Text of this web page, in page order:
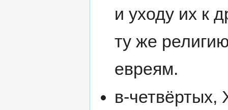
и уходу их к
ту же
евреям.
в-четвёртых,